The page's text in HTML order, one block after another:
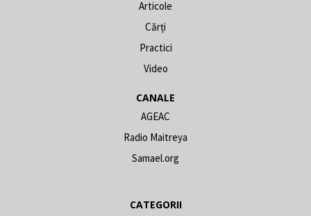
Articole
Cărți
Practici
Video
CANALE
AGEAC
Radio Maitreya
Samael.org
CATEGORII